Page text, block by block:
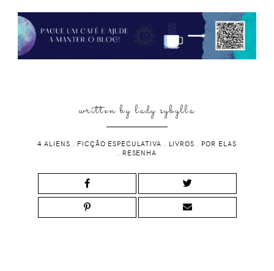
written bylady sybylla
4 ALIENS . FICÇÃO ESPECULATIVA . LIVROS . POR ELAS
. RESENHA